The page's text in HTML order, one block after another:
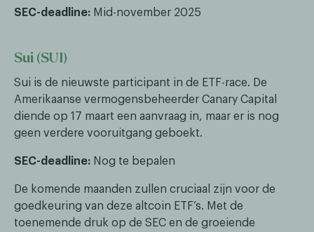
SEC-deadline: Mid-november 2025
Sui (SUI)
Sui is de nieuwste participant in de ETF-race. De
Amerikaanse vermogensbeheerder Canary Capital
diende op 17 maart een aanvraag in, maar er is nog
geen verdere vooruitgang geboekt.
SEC-deadline: Nog te bepalen
De komende maanden zullen cruciaal zijn voor de
goedkeuring van deze altcoin ETF’s. Met de
toenemende druk op de SEC en de groeiende